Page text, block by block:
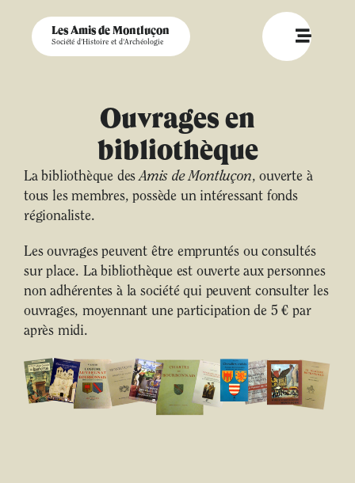
Les Amis de Montluçon
Société d'Histoire et d'Archéologie
Ouvrages en
bibliothèque
La bibliothèque desAmis de Montluçon, ouverte à
tous les membres, possède un intéressant fonds
régionaliste.
Les ouvrages peuvent être empruntés ou consultés
sur place. La bibliothèque est ouverte aux personnes
non adhérentes à la société qui peuvent consulter les
ouvrages, moyennant une participation de 5 € par
après midi.